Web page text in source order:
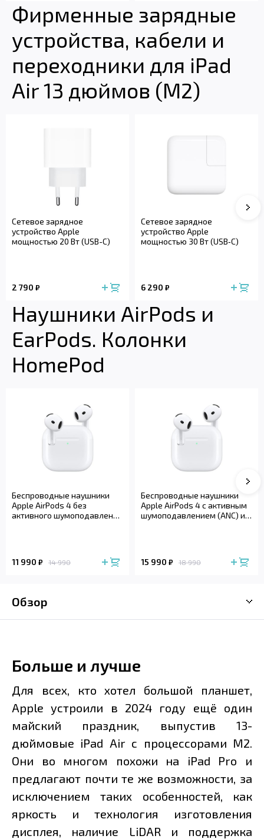
Фирменные зарядные
устройства, кабели и
переходники для iPad
Air 13 дюймов (M2)
Сетевое зарядное
устройство Apple
мощностью 20 Вт (USB-C)
2 790 ₽
Сетевое зарядное
устройство Apple
мощностью 30 Вт (USB‑C)
6 290 ₽
Наушники AirPods и
EarPods. Колонки
HomePod
Беспроводные наушники
Apple AirPods 4 без
активного шумоподавления
11 990 ₽ 14 990
Беспроводные наушники
Apple AirPods 4 с активным
шумоподавлением (ANC) и
15 990 ₽ 18 990
Обзор
Больше и лучше
Для всех, кто хотел большой планшет,
Apple устроили в 2024 году ещё один
майский праздник, выпустив 13-
дюймовые iPad Air с процессорами M2.
Они во многом похожи на iPad Pro и
предлагают почти те же возможности, за
исключением таких особенностей, как
яркость и технология изготовления
дисплея, наличие LiDAR и поддержка